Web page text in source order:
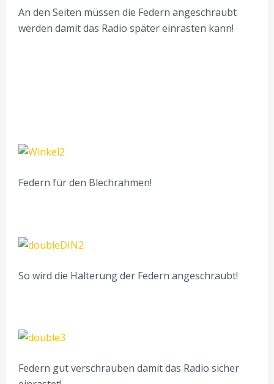
An den Seiten müssen die Federn angeschraubt
werden damit das Radio später einrasten kann!
Federn für den Blechrahmen!
So wird die Halterung der Federn angeschraubt!
Federn gut verschrauben damit das Radio sicher